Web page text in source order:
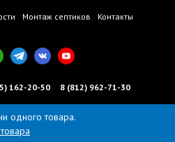
Монтаж септиков
Контакты
162-20-50 8 (812) 962-71-30
одного товара.